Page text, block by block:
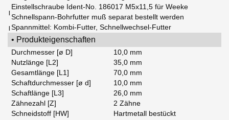
|
Einstellschraube Ident-No. 186017 M5x11,5 für Weeke
Schnellspann-Bohrfutter muß separat bestellt werden
| Spannmittel: Kombi-Futter, Schnellwechsel-Futter
• Produkteigenschaften
Durchmesser [ø D]
10,0 mm
Nutzlänge [L2]
35,0 mm
Gesamtlänge [L1]
70,0 mm
Schaftdurchmesser [ø d]
10,0 mm
Schaftlänge [L3]
26,0 mm
Zähnezahl [Z]
2 Zähne
Schneidstoff [HW]
Hartmetall bestückt